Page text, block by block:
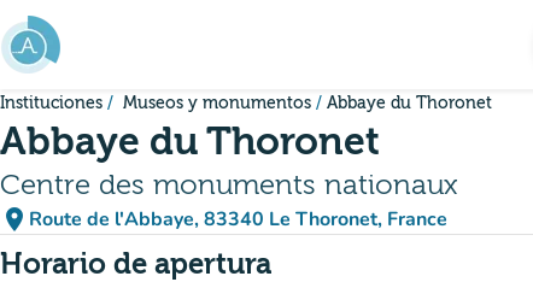
Ir al contenido principal
Instituciones Museos y monumentos Abbaye du Thoronet
Abbaye du Thoronet
Centre des monuments nationaux
place Route de l'Abbaye, 83340 Le Thoronet, France
(abrir en Google Maps)
(nueva pestaña)
Horario de apertura